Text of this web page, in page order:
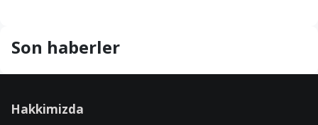
Son haberler
Hakkimizda